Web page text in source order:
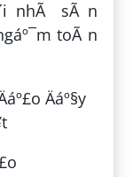
nhÃ sÃ n
toÃ n